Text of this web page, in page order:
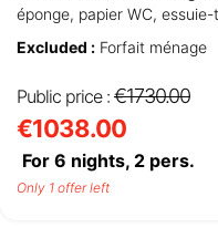
éponge, papier WC,
Excluded : Forfait ménage
Public price : €1730.00
€1038.00
For 6 nights, 2 pers.
Only 1 offer left